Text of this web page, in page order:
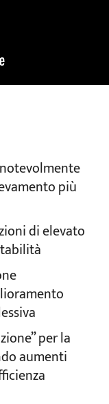
più
di elevato
per la
aumenti